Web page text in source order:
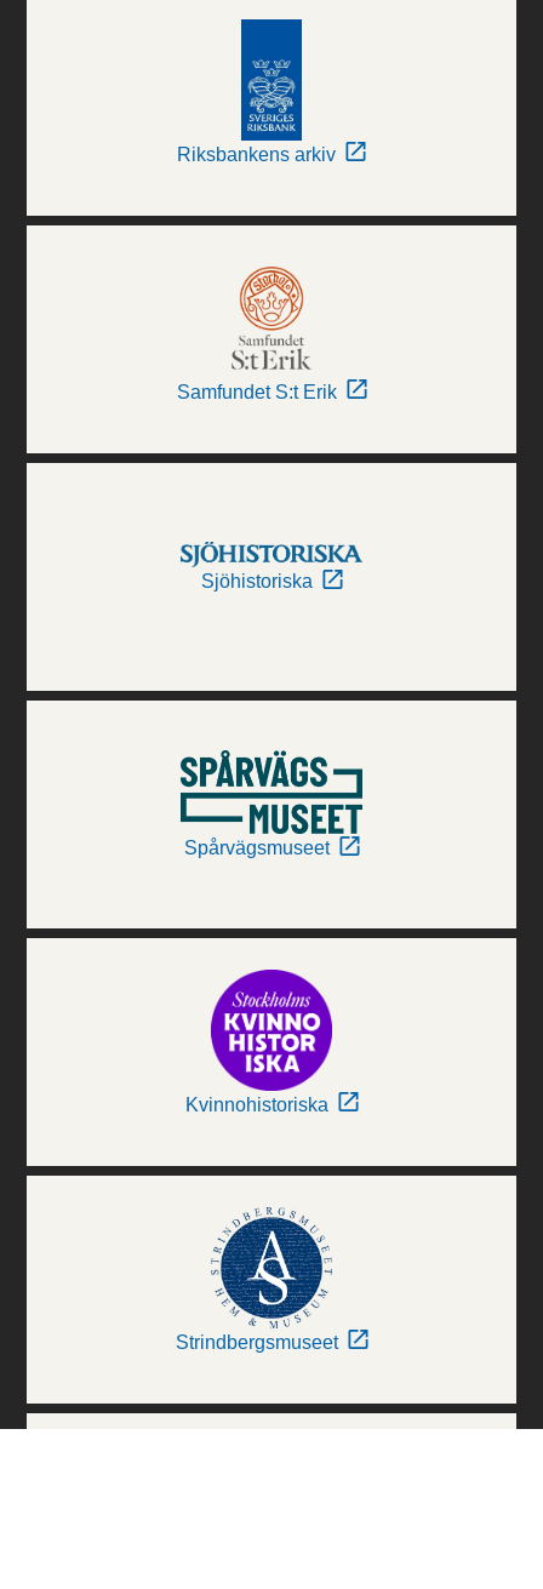
Riksbankens arkiv
Samfundet S:t Erik
Sjöhistoriska
Spårvägsmuseet
Kvinnohistoriska
Strindbergsmuseet